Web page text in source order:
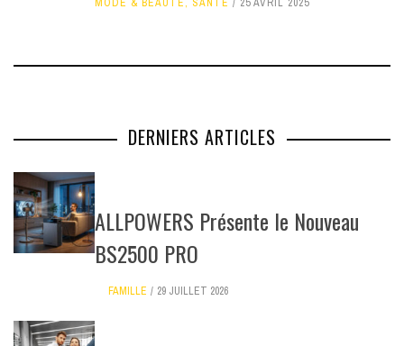
DERNIERS ARTICLES
ALLPOWERS Présente le Nouveau
BS2500 PRO
FAMILLE 29 JUILLET 2026